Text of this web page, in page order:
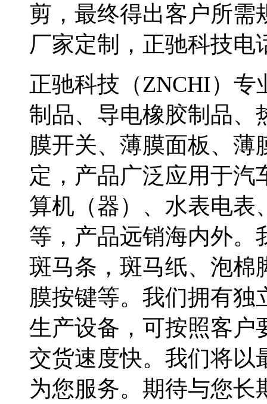
剪，最终得出客户所需
厂家定制，正驰科技电
正驰科技（ZNCHI）
制品、导电橡胶制品、
膜开关、薄膜面板、薄
定，产品广泛应用于汽
算机（器）、水表电表
等，产品远销海内外。
斑马条，斑马纸、泡棉
膜按键等。我们拥有独
生产设备，可按照客户
交货速度快。我们将以
为您服务。期待与您长